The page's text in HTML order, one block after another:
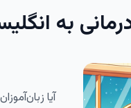
به
آیا